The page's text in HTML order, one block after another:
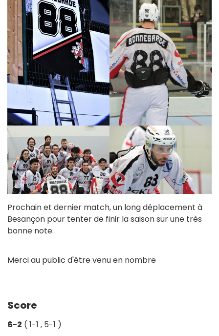
Prochain et dernier match, un long déplacement à
Besançon pour tenter de finir la saison sur une très
bonne note.
Merci au public d'être venu en nombre
Score
6-2 ( 1-1 , 5-1 )